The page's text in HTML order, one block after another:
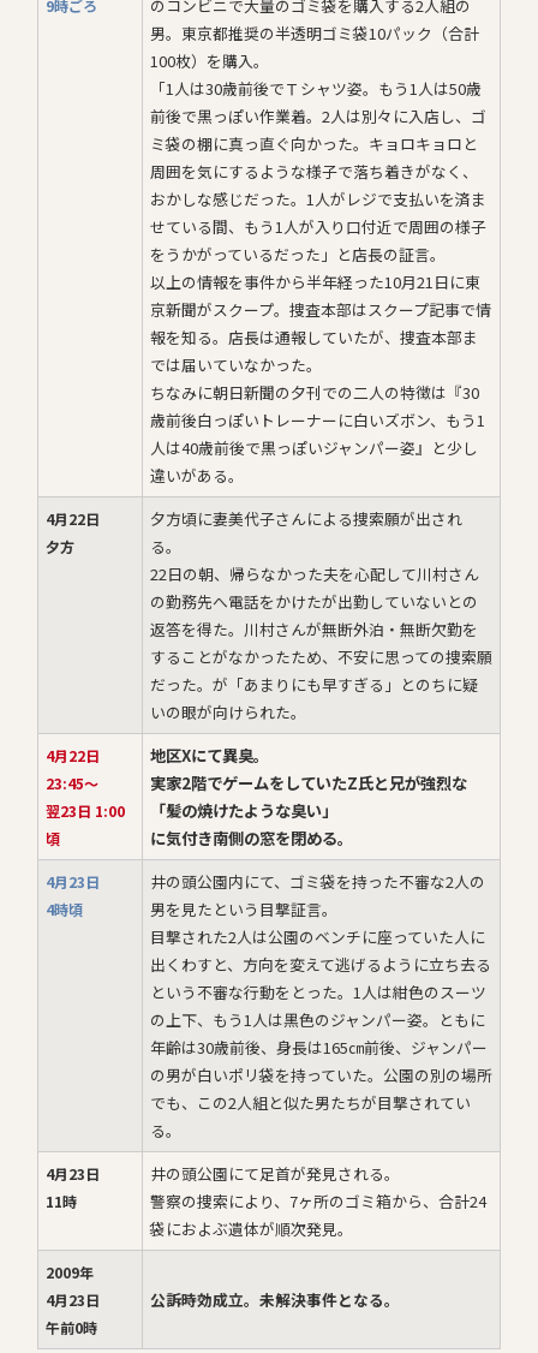
9時ごろ
のコンビニで大量のゴミ袋を購入する2人組の
男。東京都推奨の半透明ゴミ袋10パック（合計
100枚）を購入。
「1人は30歳前後でＴシャツ姿。もう1人は50歳
前後で黒っぽい作業着。2人は別々に入店し、ゴ
ミ袋の棚に真っ直ぐ向かった。キョロキョロと
周囲を気にするような様子で落ち着きがなく、
おかしな感じだった。1人がレジで支払いを済ま
せている間、もう1人が入り口付近で周囲の様子
をうかがっているだった」と店長の証言。
以上の情報を事件から半年経った10月21日に東
京新聞がスクープ。捜査本部はスクープ記事で情
報を知る。店長は通報していたが、捜査本部ま
では届いていなかった。
ちなみに朝日新聞の夕刊での二人の特徴は『30
歳前後白っぽいトレーナーに白いズボン、もう1
人は40歳前後で黒っぽいジャンパー姿』と少し
違いがある。
4月22日
夕方
夕方頃に妻美代子さんによる捜索願が出され
る。
22日の朝、帰らなかった夫を心配して川村さん
の勤務先へ電話をかけたが出勤していないとの
返答を得た。川村さんが無断外泊・無断欠勤を
することがなかったため、不安に思っての捜索願
だった。が「あまりにも早すぎる」とのちに疑
いの眼が向けられた。
4月22日
23:45～
翌23日 1:00
頃
地区Xにて異臭。
実家2階でゲームをしていたZ氏と兄が強烈な
「髪の焼けたような臭い」
に気付き南側の窓を閉める。
4月23日
4時頃
井の頭公園内にて、ゴミ袋を持った不審な2人の
男を見たという目撃証言。
目撃された2人は公園のベンチに座っていた人に
出くわすと、方向を変えて逃げるように立ち去る
という不審な行動をとった。1人は紺色のスーツ
の上下、もう1人は黒色のジャンパー姿。ともに
年齢は30歳前後、身長は165㎝前後、ジャンパー
の男が白いポリ袋を持っていた。公園の別の場所
でも、この2人組と似た男たちが目撃されてい
る。
4月23日
11時
井の頭公園にて足首が発見される。
警察の捜索により、7ヶ所のゴミ箱から、合計24
袋におよぶ遺体が順次発見。
2009年
4月23日
午前0時
公訴時効成立。未解決事件となる。